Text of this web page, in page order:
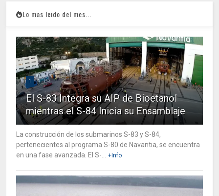
Lo mas leido del mes...
1
El S-83 Integra su AIP de Bioetanol
mientras el S-84 Inicia su Ensamblaje
La construcción de los submarinos S-83 y S-84,
pertenecientes al programa S-80 de Navantia, se encuentra
en una fase avanzada. El S-...
+Info